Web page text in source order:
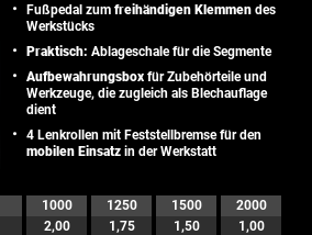
Fußpedal zum freihändigen Klemmen des
Werkstücks
Praktisch: Ablageschale für die Segmente
Aufbewahrungsbox für Zubehörteile und
Werkzeuge, die zugleich als Blechauflage
dient
4 Lenkrollen mit Feststellbremse für den
mobilen Einsatz in der Werkstatt
1000 1250 1500
2000
2,00 1,75 1,50 1,00